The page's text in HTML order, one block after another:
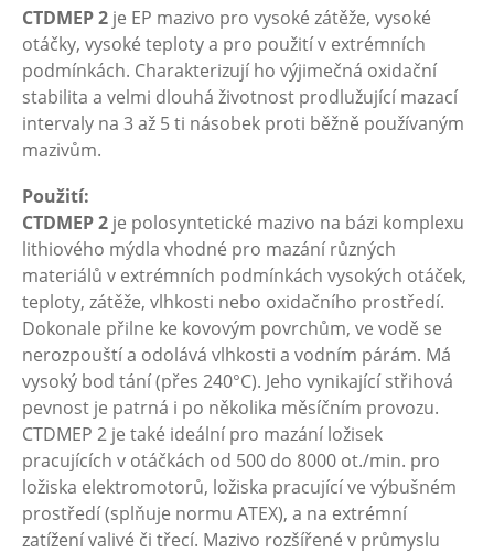
CTDMEP 2 je EP mazivo pro vysoké zátěže, vysoké
otáčky, vysoké teploty a pro použití v extrémních
podmínkách. Charakterizují ho výjimečná oxidační
stabilita a velmi dlouhá životnost prodlužující mazací
intervaly na 3 až 5 ti násobek proti běžně používaným
mazivům.
Použití:
CTDMEP 2 je polosyntetické mazivo na bázi komplexu
lithiového mýdla vhodné pro mazání různých
materiálů v extrémních podmínkách vysokých otáček,
teploty, zátěže, vlhkosti nebo oxidačního prostředí.
Dokonale přilne ke kovovým povrchům, ve vodě se
nerozpouští a odolává vlhkosti a vodním párám. Má
vysoký bod tání (přes 240°C). Jeho vynikající střihová
pevnost je patrná i po několika měsíčním provozu.
CTDMEP 2 je také ideální pro mazání ložisek
pracujících v otáčkách od 500 do 8000 ot./min. pro
ložiska elektromotorů, ložiska pracující ve výbušném
prostředí (splňuje normu ATEX), a na extrémní
zatížení valivé či třecí. Mazivo rozšířené v průmyslu